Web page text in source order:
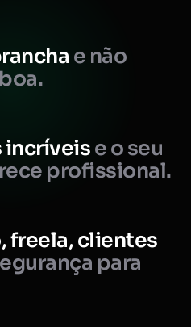
e não
incríveise o seu
profissional.
freela, clientes
para